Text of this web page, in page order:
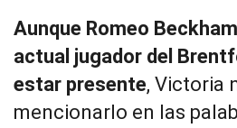
Aunque Romeo
actual jugador del
estar presente, Victoria
mencionarlo en las